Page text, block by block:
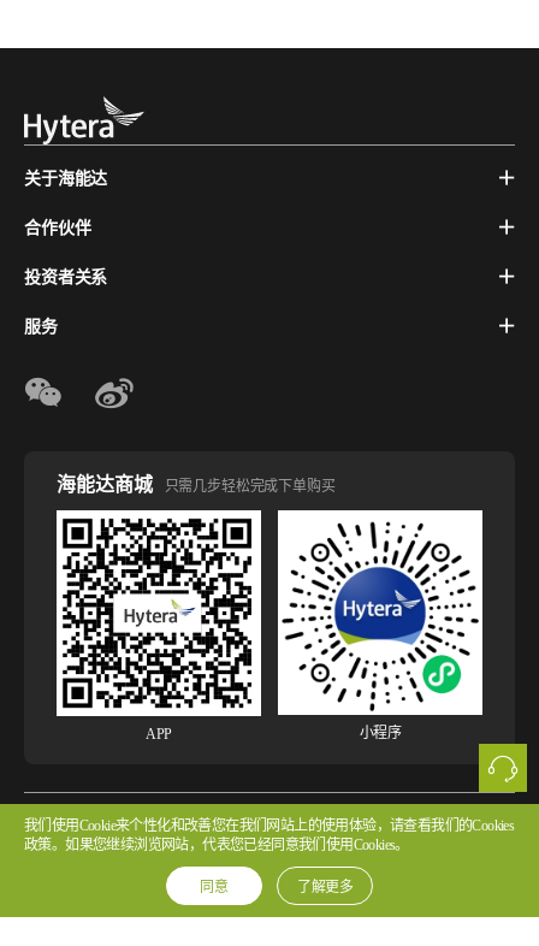
关于海能达
合作伙伴
投资者关系
服务
海能达商城 只需几步轻松完成下单购买
APP 小程序
版权所有 © 2026 海能达通信股份有限公司粤ICP备2022107854号 粤公网安备
44030502002314号
网站使用声明 隐私政策 Cookie政策
我们使用Cookie来个性化和改善您在我们网站上的使用体验，请查看我们的Cookies
政策。如果您继续浏览网站，代表您已经同意我们使用Cookies。
同意 了解更多